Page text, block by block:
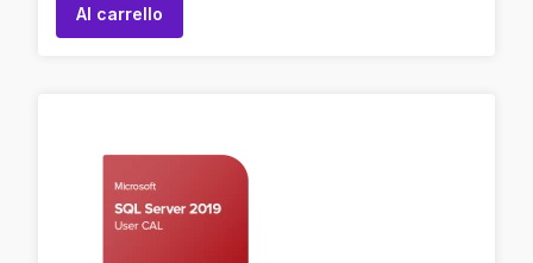
Al carrello